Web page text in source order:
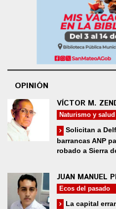
OPINIÓN
VÍCTOR M.
Naturismo y salud
Solicitan a
barrancas ANP
robado a Sierra
JUAN MANUEL
Ecos del pasado
La capital